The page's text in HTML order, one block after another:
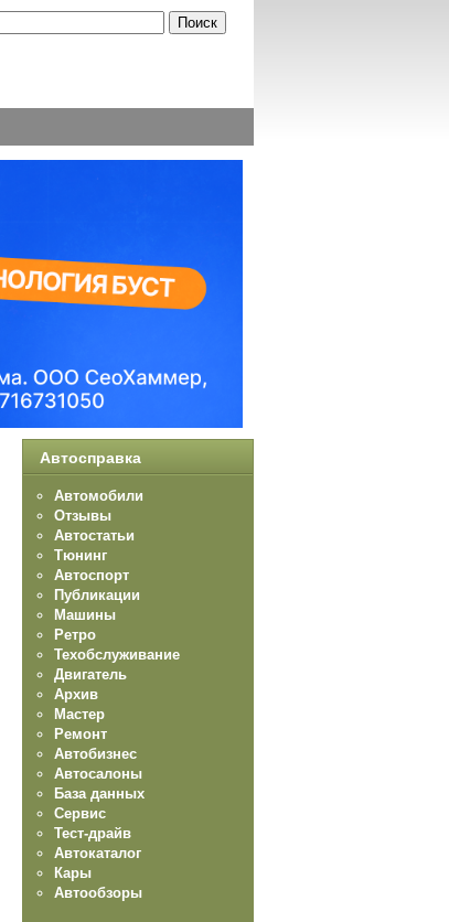
Автосправка
Автомобили
Отзывы
Автостатьи
Тюнинг
Автоспорт
Публикации
Машины
Ретро
Техобслуживание
Двигатель
Архив
Мастер
Ремонт
Автобизнес
Автосалоны
База данных
Сервис
Тест-драйв
Автокаталог
Кары
Автообзоры